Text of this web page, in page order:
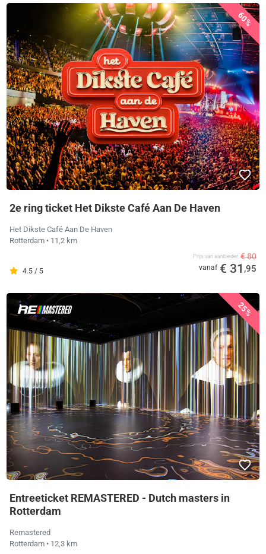
60%
2e ring ticket Het Dikste Café Aan De Haven
Het Dikste Café Aan De Haven
Rotterdam • 11,2 km
4.5 / 5
Prijs van aanbieder € 80
vanaf € 31 ,95
25%
Entreeticket REMASTERED - Dutch masters in
Rotterdam
Remastered
Rotterdam • 12,3 km